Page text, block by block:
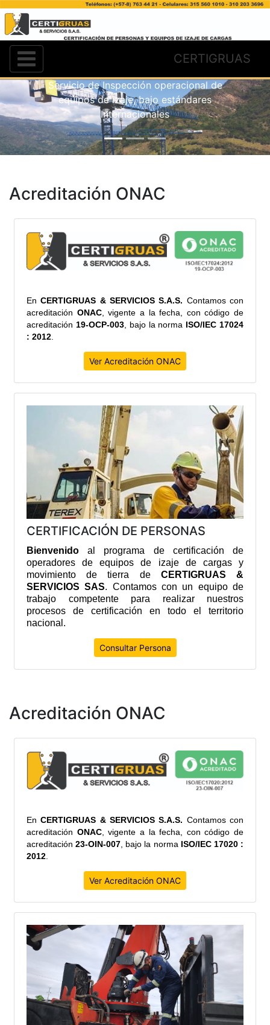
CERTIGRUAS
EQUIPOS DE IZAJE
MECÁNICO DE
Servicio de Inspección operacional de
equipos de izaje, bajo estándares
Internacionales
Acreditación ONAC
EnCERTIGRUAS & SERVICIOS S.A.S. Contamos con
acreditación ONAC, vigente a la fecha, con código de
acreditación 19-OCP-003, bajo la norma ISO/IEC 17024
: 2012
Ver Acreditación ONAC
CERTIFICACIÓN DE PERSONAS
Bienvenido al programa de certificación de
operadores de equipos de izaje de cargas y
movimiento de tierra de CERTIGRUAS &
SERVICIOS SAS. Contamos con un equipo de
trabajo competente para realizar nuestros
procesos de certificación en todo el territorio
nacional.
Consultar Persona
Acreditación ONAC
EnCERTIGRUAS & SERVICIOS S.A.S. Contamos con
acreditación ONAC, vigente a la fecha, con código de
acreditación23-OIN-007 , bajo la norma ISO/IEC 17020 :
2012
Ver Acreditación ONAC